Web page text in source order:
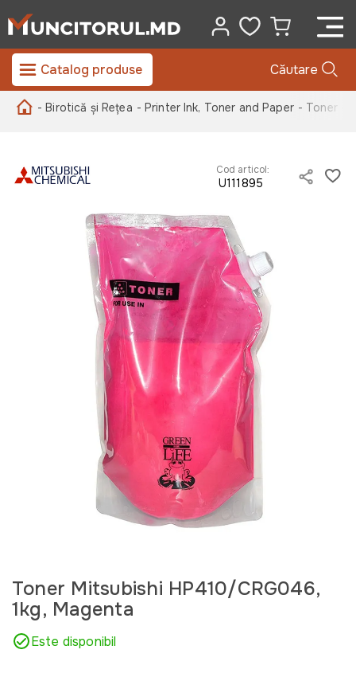
Catalog produse Căutare
- Birotică și Rețea - Printer Ink, Toner and Paper - Toner
Cod articol:
U111895
Toner Mitsubishi HP410/CRG046,
1kg, Magenta
Este disponibil